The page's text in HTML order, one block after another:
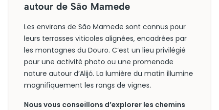
autour de São Mamede
Les environs de São Mamede sont connus pour
leurs terrasses viticoles alignées, encadrées par
les montagnes du Douro. C’est un lieu privilégié
pour une activité photo ou une promenade
nature autour d’Alijó. La lumière du matin illumine
magnifiquement les rangs de vignes.
Nous vous conseillons d’explorer les chemins